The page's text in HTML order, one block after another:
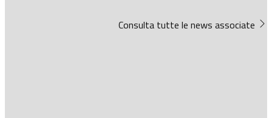
Consulta tutte le news associate